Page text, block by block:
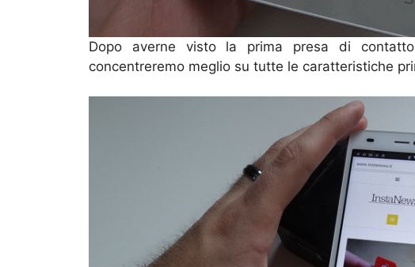
Dopo averne visto la prima presa di
concentreremo meglio su tutte le caratteristiche